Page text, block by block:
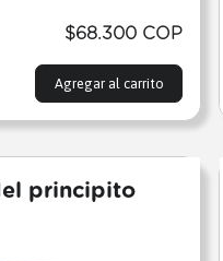
$68.300 COP
Agregar al carrito
principito